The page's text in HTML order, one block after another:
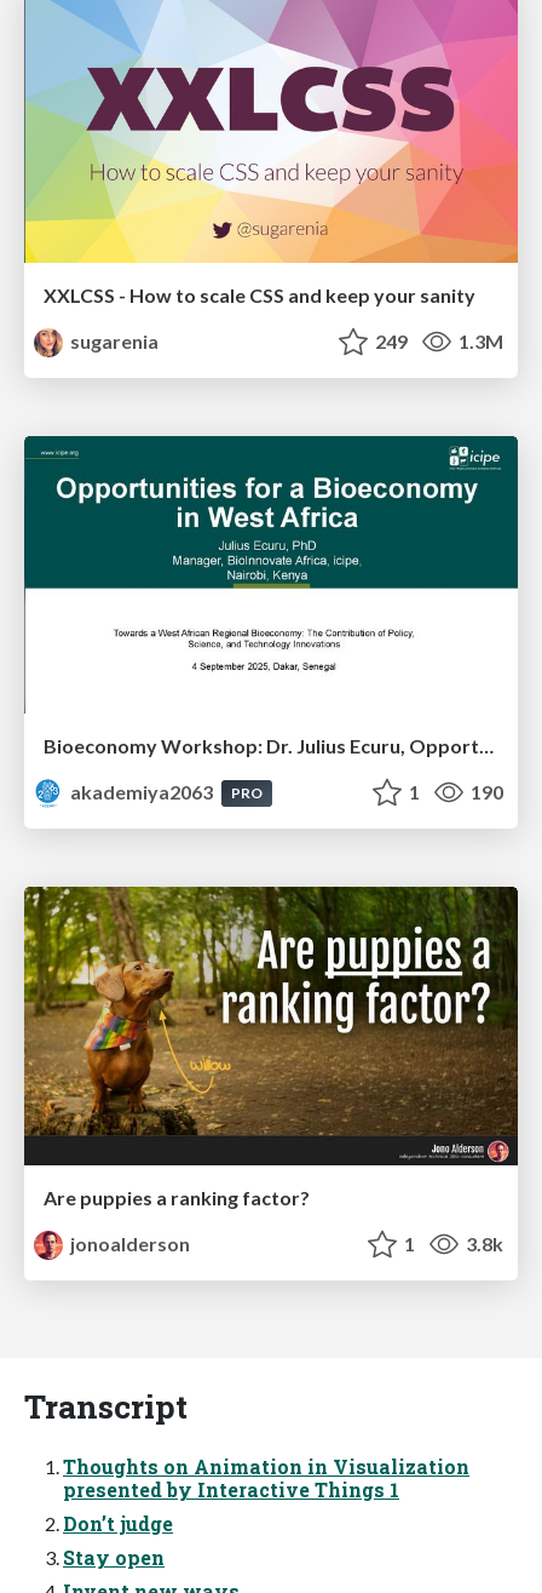
XXLCSS - How to scale CSS and keep your sanity
sugarenia
249 1.3M
Bioeconomy Workshop: Dr. Julius Ecuru, Opportunities for a Bioeconomy in West Africa
akademiya2063
PRO 1 190
Are puppies a ranking factor?
jonoalderson
1 3.8k
Transcript
Thoughts on Animation in Visualization
presented by Interactive Things 1
Don’t judge
Stay open